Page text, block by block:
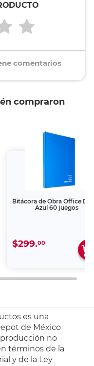
comentarios
compraron
Bitácora de Obra Office
Azul 60 juegos
$299.00
es una
de México
no
términos de la
y de la Ley